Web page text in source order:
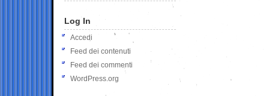
Log In
Accedi
Feed dei contenuti
Feed dei commenti
WordPress.org